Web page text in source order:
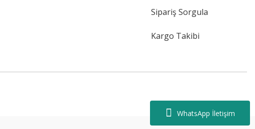
WhatsApp İletişim
Sipariş Sorgula
Kargo Takibi